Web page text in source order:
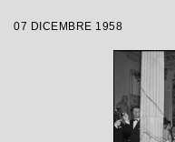
1959 con l'opera
Puccini, diretta
regia di
07 DICEMBRE 1958